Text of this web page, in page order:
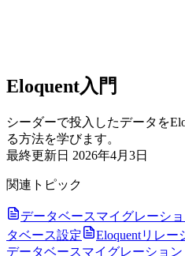
Eloquent入門
シーダーで投入したデータを
る方法を学びます。
最終更新日 2026年4月3日
関連トピック
データベースマイグレーシ
タベース設定
Eloquentリレー
データベースマイグレーション